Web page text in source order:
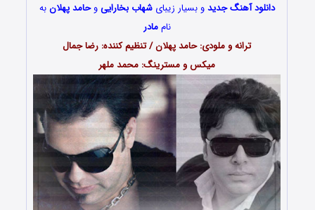
دانلود آهنگ جدیدو بسیار زیبایشهاب بخاراییوحامد پهلانبه
ناممادر
ترانه و ملودی: حامد پهلان / تنظیم کننده: رضا جمال
میکس و مسترینگ: محمد ملهر